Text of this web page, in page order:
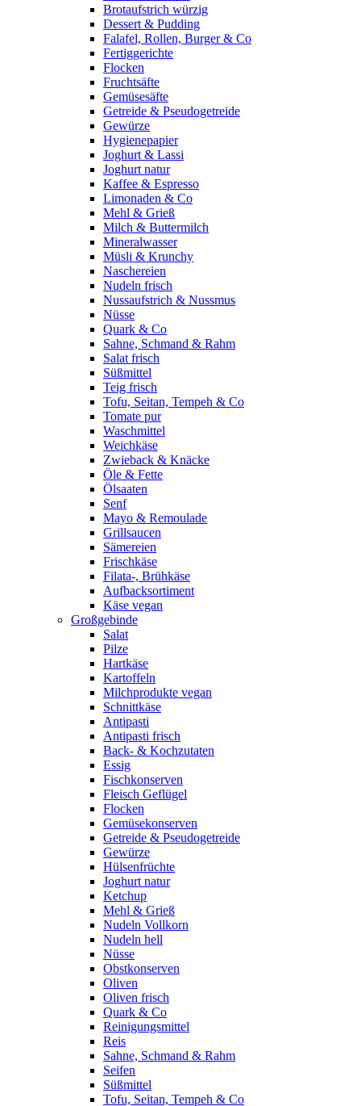
Brotaufstrich würzig
Dessert & Pudding
Falafel, Rollen, Burger & Co
Fertiggerichte
Flocken
Fruchtsäfte
Gemüsesäfte
Getreide & Pseudogetreide
Gewürze
Hygienepapier
Joghurt & Lassi
Joghurt natur
Kaffee & Espresso
Limonaden & Co
Mehl & Grieß
Milch & Buttermilch
Mineralwasser
Müsli & Krunchy
Naschereien
Nudeln frisch
Nussaufstrich & Nussmus
Nüsse
Quark & Co
Sahne, Schmand & Rahm
Salat frisch
Süßmittel
Teig frisch
Tofu, Seitan, Tempeh & Co
Tomate pur
Waschmittel
Weichkäse
Zwieback & Knäcke
Öle & Fette
Ölsaaten
Senf
Mayo & Remoulade
Grillsaucen
Sämereien
Frischkäse
Filata-, Brühkäse
Aufbacksortiment
Käse vegan
Großgebinde
Salat
Pilze
Hartkäse
Kartoffeln
Milchprodukte vegan
Schnittkäse
Antipasti
Antipasti frisch
Back- & Kochzutaten
Essig
Fischkonserven
Fleisch Geflügel
Flocken
Gemüsekonserven
Getreide & Pseudogetreide
Gewürze
Hülsenfrüchte
Joghurt natur
Ketchup
Mehl & Grieß
Nudeln Vollkorn
Nudeln hell
Nüsse
Obstkonserven
Oliven
Oliven frisch
Quark & Co
Reinigungsmittel
Reis
Sahne, Schmand & Rahm
Seifen
Süßmittel
Tofu, Seitan, Tempeh & Co